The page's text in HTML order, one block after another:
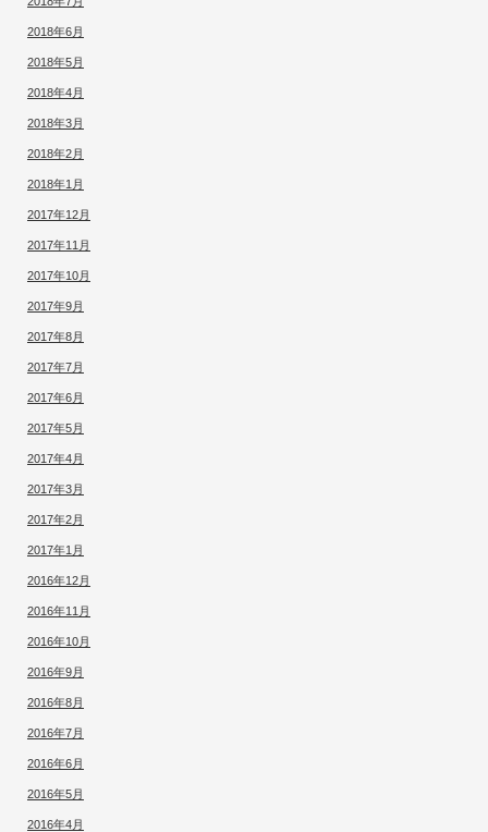
2018年6月
2018年5月
2018年4月
2018年3月
2018年2月
2018年1月
2017年12月
2017年11月
2017年10月
2017年9月
2017年8月
2017年7月
2017年6月
2017年5月
2017年4月
2017年3月
2017年2月
2017年1月
2016年12月
2016年11月
2016年10月
2016年9月
2016年8月
2016年7月
2016年6月
2016年5月
2016年4月